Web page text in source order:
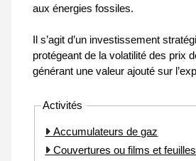
aux énergies fossiles.
Il s’agit d’un investissement
protégeant de la volatilité des prix
générant une valeur ajouté sur
Activités
Accumulateurs de gaz
Couvertures ou films et feuilles